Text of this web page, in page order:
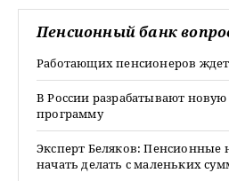
Пенсионный банк
Работающих пенсионеров
В России разрабатывают
программу
Эксперт Беляков:
начать делать с маленьких